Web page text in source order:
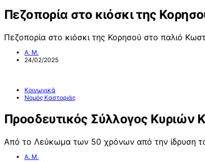
Πεζοπορία στο κιόσκι της
Πεζοπορία στο κιόσκι της Κορησού στο παλιό
Α. Μ.
24/02/2025
Κοινωνικά
Νομός Καστοριάς
Προοδευτικός Σύλλογος Κυριών
Από το Λεύκωμα των 50 χρόνων από την ίδρυση
Α. Μ.